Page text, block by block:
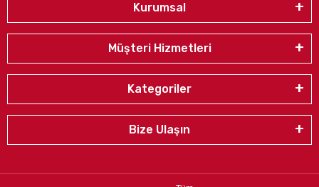
Kurumsal
Müşteri Hizmetleri
Kategoriler
Bize Ulaşın